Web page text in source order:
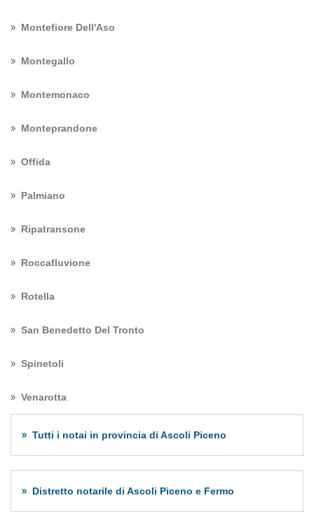
Montefiore Dell'Aso
Montegallo
Montemonaco
Monteprandone
Offida
Palmiano
Ripatransone
Roccafluvione
Rotella
San Benedetto Del Tronto
Spinetoli
Venarotta
Tutti i notai in provincia di Ascoli Piceno
Distretto notarile di Ascoli Piceno e Fermo